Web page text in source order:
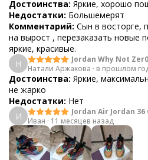
Достоинства: Яркие, хорошо
Недостатки: Большемерят
Комментарий: Сын в восторге,
на вырост , перезаказать новые
яркие, красивые.
Н
Jordan Why Not
Натали Аржакова · в прошлом
Достоинства: Яркие,
не жарко
Недостатки: Нет
И
Jordan Air Jordan 36
Иван · 11 месяцев назад